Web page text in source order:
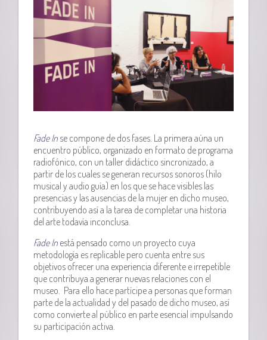
Fade In se compone de dos fases. La primera aúna un
encuentro público, organizado en formato de programa
radiofónico, con un taller didáctico sincronizado, a
partir de los cuales se generan recursos sonoros (hilo
musical y audio guía) en los que se hace visibles las
presencias y las ausencias de la mujer en dicho museo,
contribuyendo así a la tarea de completar una historia
del arte todavía inconclusa.
Fade In está pensado como un proyecto cuya
metodología es replicable pero cuenta entre sus
objetivos ofrecer una experiencia diferente e irrepetible
que contribuya a generar nuevas relaciones con el
museo. Para ello hace partícipe a personas que forman
parte de la actualidad y del pasado de dicho museo, así
como convierte al público en parte esencial impulsando
su participación activa.